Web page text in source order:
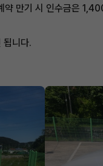
만기 시 인수금은
됩니다.